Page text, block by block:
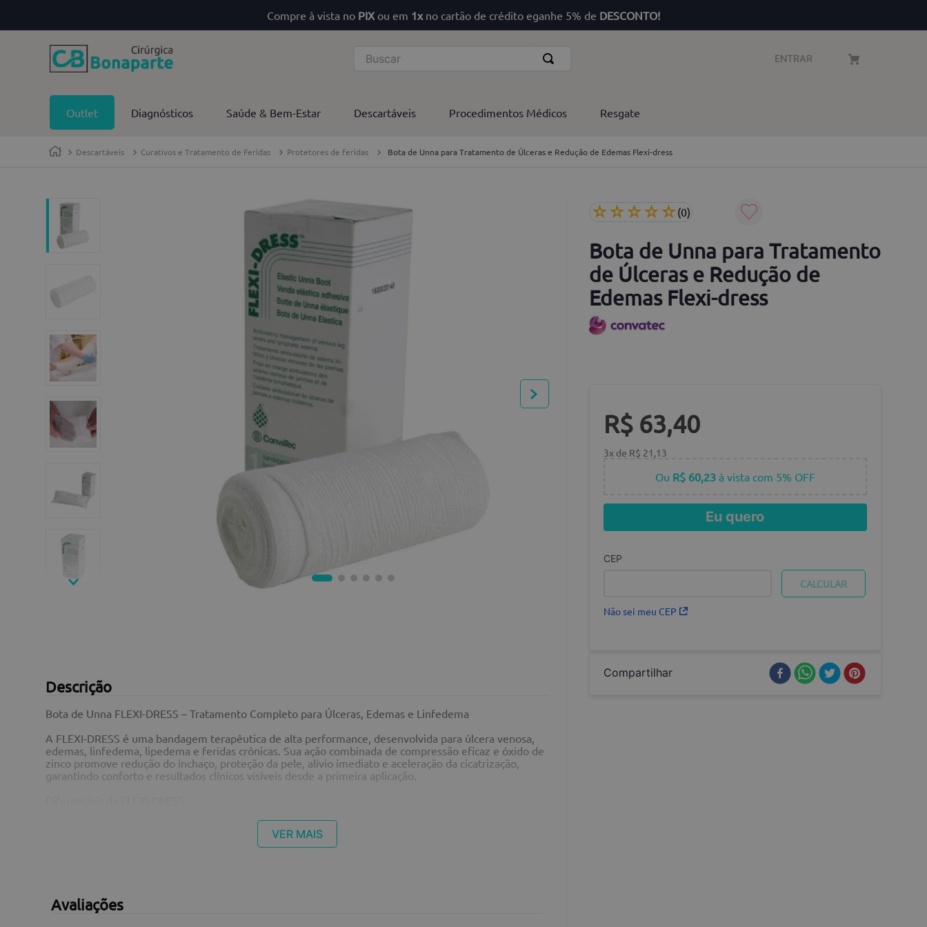
Compre à vista no PIX ou em 1xno cartão de crédito eganhe 5% de DESCONTO!
Buscar
ENTRAR
Outlet Diagnósticos Saúde & Bem-Estar Descartáveis Procedimentos Médicos Resgate
Descartáveis Curativos e Tratamento de Feridas Protetores de feridas Bota de Unna para Tratamento de Úlceras e Redução de Edemas Flexi-dress
Descrição
Bota de Unna FLEXI-DRESS – Tratamento Completo para Úlceras, Edemas e Linfedema
A FLEXI-DRESS é uma bandagem terapêutica de alta performance, desenvolvida para úlcera venosa,
edemas, linfedema, lipedema e feridas crônicas. Sua ação combinada de compressão eficaz e óxido de
zinco promove redução do inchaço, proteção da pele, alívio imediato e aceleração da cicatrização,
garantindo conforto e resultados clínicos visíveis desde a primeira aplicação.
Bandagem flexível e confortável, ideal para mobilidade durante o tratamento
Aplicação prática, cobrindo totalmente a perna com ajuste seguro
Mantém a pele hidratada e protegida, prevenindo lesões adicionais
drenar líquidos acumulados e cria um ambiente ideal para a cicatrização de úlceras, ao mesmo tempo
que alivia o desconforto em pacientes com linfedema e lipedema.
VER MAIS
Avaliações
☆☆☆☆☆(0)
Bota de Unna para Tratamento
de Úlceras e Redução de
Edemas Flexi-dress
R$ 63,40
3x de R$ 21 ,13
Ou R$ 60,23 à vista com 5% OFF
Eu quero
CEP
Não sei meu CEP
Compartilhar